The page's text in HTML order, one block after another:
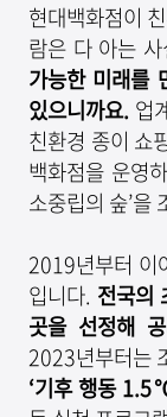
현대백화점이
람은 다 아는
가능한 미래를
있으니까요. 업
친환경 종이 쇼
백화점을 운영
소중립의 숲’을
2019년부터 이
입니다. 전국의
곳을 선정해
2023년부터는
‘기후 행동